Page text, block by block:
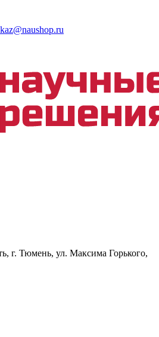
г. Тюмень, ул. Максима Горького,